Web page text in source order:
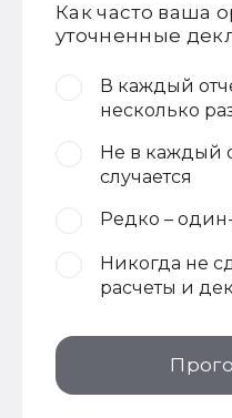
Как часто ваша
уточненные
В каждый
несколько
Не в каждый
случается
Редко –
Никогда не
расчеты и